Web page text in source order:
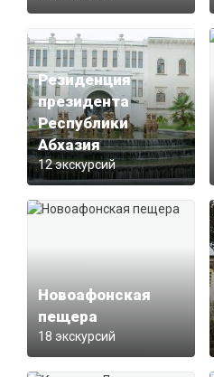
Резиденция
президента
Республики
Абхазия
12 экскурсий
Новоафонская
пещера
18 экскурсий